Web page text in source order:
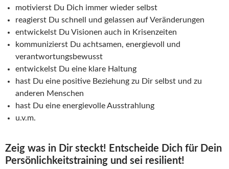
motivierst Du Dich immer wieder selbst
reagierst Du schnell und gelassen auf Veränderungen
entwickelst Du Visionen auch in Krisenzeiten
kommunizierst Du achtsamen, energievoll und
verantwortungsbewusst
entwickelst Du eine klare Haltung
hast Du eine positive Beziehung zu Dir selbst und zu
anderen Menschen
hast Du eine energievolle Ausstrahlung
u.v.m.
Zeig was in Dir steckt! Entscheide Dich für Dein
Persönlichkeitstraining und sei resilient!